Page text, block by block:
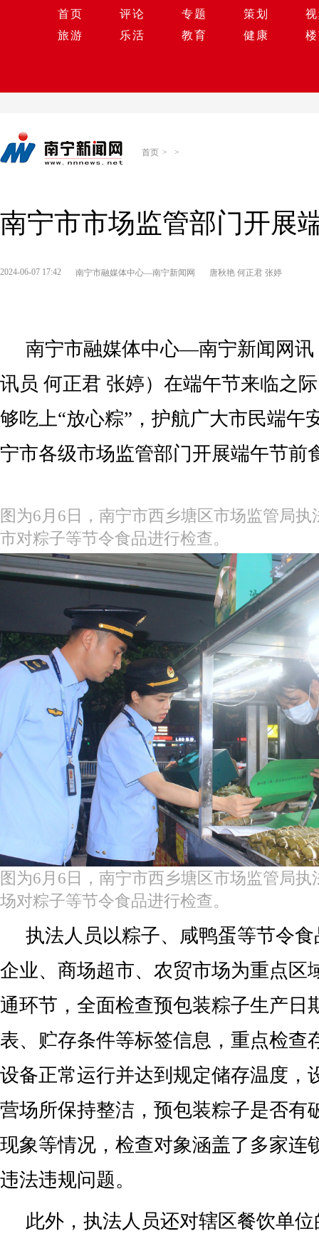
首页 评论 专题 策划
旅游
乐活 教育 健康
首页 > >
南宁市市场监管部门开展
2024-06-07 17:42 南宁市融媒体中心—南宁新闻网 唐秋艳 何正君 张婷
南宁市融媒体中心—南宁新闻网讯
讯员 何正君 张婷）在端午节来临之
够吃上“放心粽”，护航广大市民端午
宁市各级市场监管部门开展端午节前
图为6月6日，南宁市西乡塘区市场监管局
市对粽子等节令食品进行检查。
图为6月6日，南宁市西乡塘区市场监管局
场对粽子等节令食品进行检查。
执法人员以粽子、咸鸭蛋等节令
企业、商场超市、农贸市场为重点区
通环节，全面检查预包装粽子生产日
表、贮存条件等标签信息，重点检查
设备正常运行并达到规定储存温度，
营场所保持整洁，预包装粽子是否有
现象等情况，检查对象涵盖了多家连
违法违规问题。
此外，执法人员还对辖区餐饮单